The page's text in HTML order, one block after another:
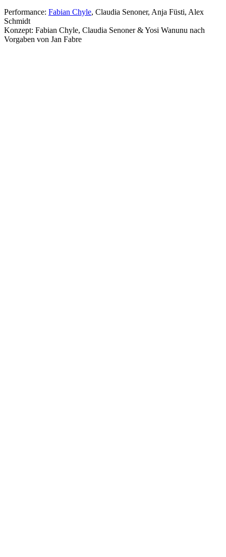
Performance: Fabian Chyle, Claudia Senoner, Anja Füsti, Alex
Schmidt
Konzept: Fabian Chyle, Claudia Senoner & Yosi Wanunu nach
Vorgaben von Jan Fabre